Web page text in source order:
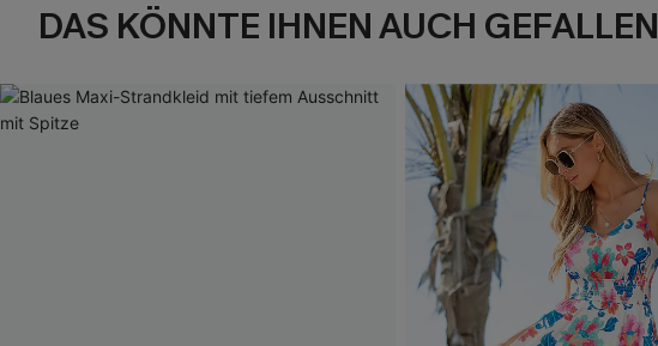
DAS KÖNNTE IHNEN AUCH GEFALLEN